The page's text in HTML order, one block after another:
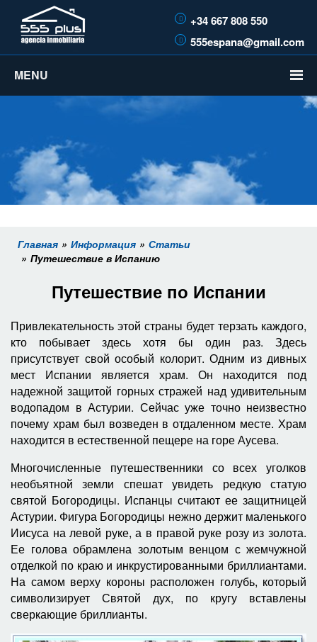
MENU
+34 667 808 550
555espana@gmail.com
Главная Информация
Статьи
Путешествие в Испанию
Путешествие по Испании
Привлекательность этой страны будет терзать каждого,
кто побывает здесь хотя бы один раз. Здесь
присутствует свой особый колорит. Одним из дивных
мест Испании является храм. Он находится под
надежной защитой горных стражей над удивительным
водопадом в Астурии. Сейчас уже точно неизвестно
почему храм был возведен в отдаленном месте. Храм
находится в естественной пещере на горе Аусева.
Многочисленные путешественники со всех уголков
необъятной земли спешат увидеть редкую статую
святой Богородицы. Испанцы считают ее защитницей
Астурии. Фигура Богородицы нежно держит маленького
Иисуса на левой руке, а в правой руке розу из золота.
Ее голова обрамлена золотым венцом с жемчужной
отделкой по краю и инкрустированными бриллиантами.
На самом верху короны расположен голубь, который
символизирует Святой дух, по кругу вставлены
сверкающие бриллианты.